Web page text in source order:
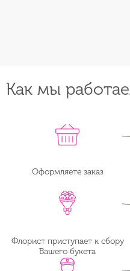
Как мы
Оформляете заказ
Флорист приступает к сбору
Вашего букета